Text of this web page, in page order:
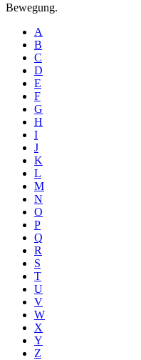
Bewegung.
A
B
C
D
E
F
G
H
I
J
K
L
M
N
O
P
Q
R
S
T
U
V
W
X
Y
Z